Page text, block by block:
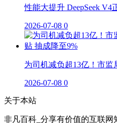
性能大提升 DeepSeek V4
2026-07-08 0
为司机减负超13亿！市
2026-07-08 0
关于本站
非凡百科_分享有价值的互联网